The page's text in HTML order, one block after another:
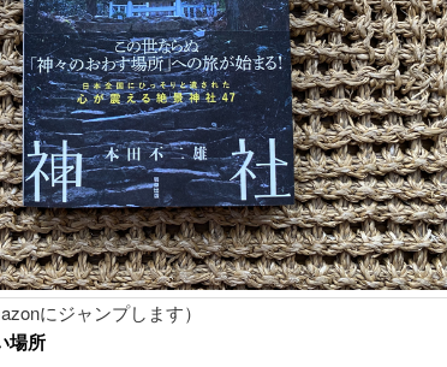
にジャンプします）
場所